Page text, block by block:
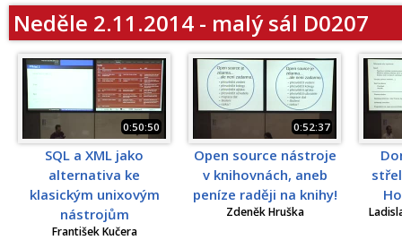
Neděle 2.11.2014 - malý sál D0207
0:50:50
SQL a XML jako
alternativa ke
klasickým unixovým
nástrojům
František Kučera
0:52:37
Open source nástroje
v knihovnách, aneb
peníze raději na knihy!
Zdeněk Hruška